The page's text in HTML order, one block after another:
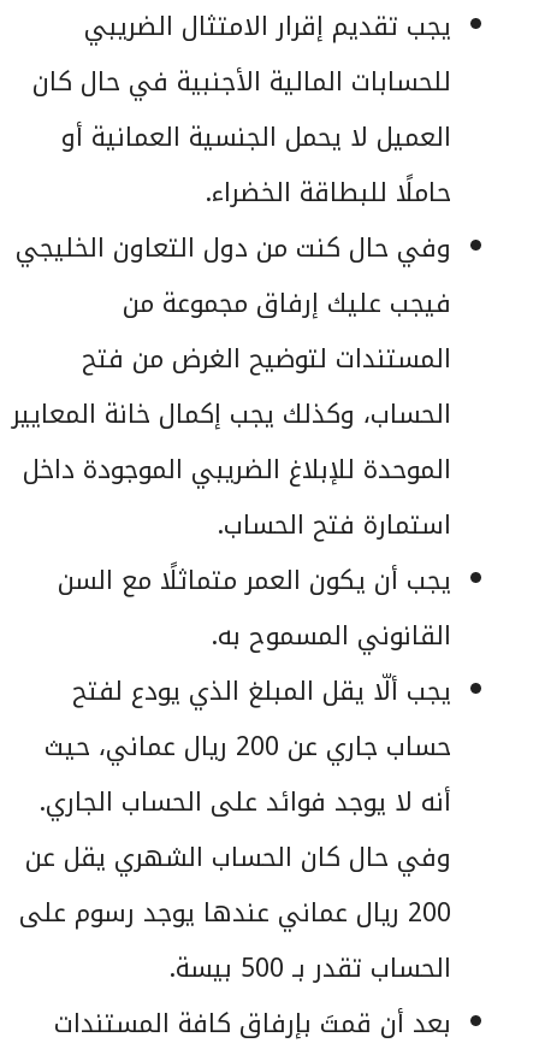
يجب تقديم إقرار الامتثال الضريبي
للحسابات المالية الأجنبية في حال كان
العميل لا يحمل الجنسية العمانية أو
حاملًا للبطاقة الخضراء.
وفي حال كنت من دول التعاون الخليجي
فيجب عليك إرفاق مجموعة من
المستندات لتوضيح الغرض من فتح
الحساب، وكذلك يجب إكمال خانة المعايير
الموحدة للإبلاغ الضريبي الموجودة داخل
استمارة فتح الحساب.
يجب أن يكون العمر متماثلًا مع السن
القانوني المسموح به.
يجب ألّا يقل المبلغ الذي يودع لفتح
حساب جاري عن 200 ريال عماني، حيث
أنه لا يوجد فوائد على الحساب الجاري.
وفي حال كان الحساب الشهري يقل عن
200 ريال عماني عندها يوجد رسوم على
الحساب تقدر بـ 500 بيسة.
بعد أن قمتَ بإرفاق كافة المستندات